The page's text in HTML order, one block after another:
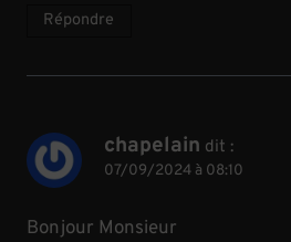
Répondre
chapelain dit :
07/09/2024 à 08:10
Bonjour Monsieur